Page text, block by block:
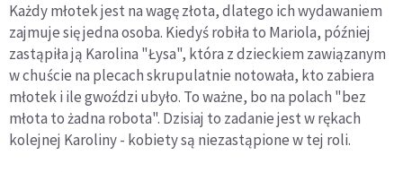
Każdy młotek jest na wagę złota, dlatego ich wydawaniem
zajmuje się jedna osoba. Kiedyś robiła to Mariola, później
zastąpiła ją Karolina "Łysa", która z dzieckiem zawiązanym
w chuście na plecach skrupulatnie notowała, kto zabiera
młotek i ile gwoździ ubyło. To ważne, bo na polach "bez
młota to żadna robota". Dzisiaj to zadanie jest w rękach
kolejnej Karoliny - kobiety są niezastąpione w tej roli.